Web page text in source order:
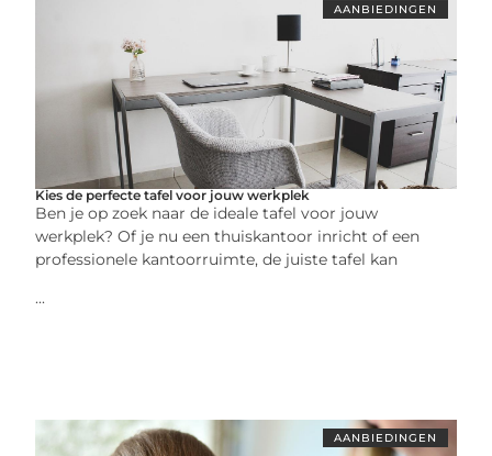
AANBIEDINGEN
Kies de perfecte tafel voor jouw werkplek
Ben je op zoek naar de ideale tafel voor jouw
werkplek? Of je nu een thuiskantoor inricht of een
professionele kantoorruimte, de juiste tafel kan
...
AANBIEDINGEN